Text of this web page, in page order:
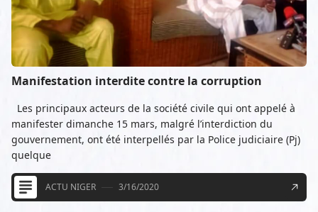
Manifestation interdite contre la corruption
Les principaux acteurs de la société civile qui ont appelé à
manifester dimanche 15 mars, malgré l’interdiction du
gouvernement, ont été interpellés par la Police judiciaire (Pj)
quelque
ACTU NIGER 3/16/2020